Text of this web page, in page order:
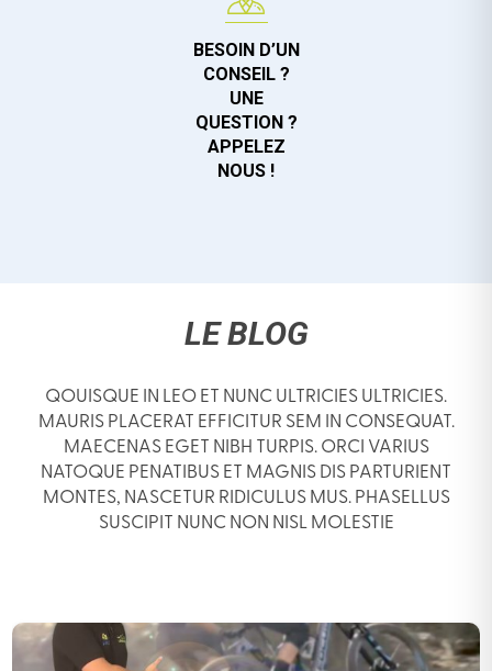
BESOIN D’UN
CONSEIL ?
UNE
QUESTION ?
APPELEZ
NOUS !
LE BLOG
QOUISQUE IN LEO ET NUNC ULTRICIES ULTRICIES.
MAURIS PLACERAT EFFICITUR SEM IN CONSEQUAT.
MAECENAS EGET NIBH TURPIS. ORCI VARIUS
NATOQUE PENATIBUS ET MAGNIS DIS PARTURIENT
MONTES, NASCETUR RIDICULUS MUS. PHASELLUS
SUSCIPIT NUNC NON NISL MOLESTIE